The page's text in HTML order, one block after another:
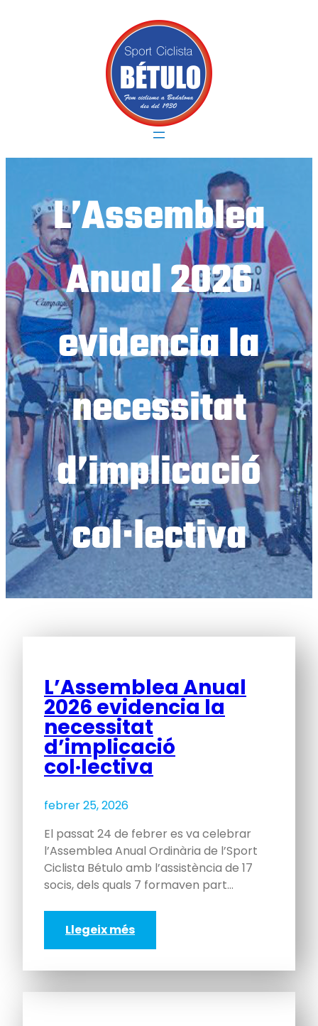
L’Assemblea
Anual 2026
evidencia la
necessitat
d’implicació
col·lectiva
L’Assemblea Anual
2026 evidencia la
necessitat
d’implicació
col·lectiva
febrer 25, 2026
El passat 24 de febrer es va celebrar
l’Assemblea Anual Ordinària de l’Sport
Ciclista Bétulo amb l’assistència de 17
socis, dels quals 7 formaven part…
Llegeix més